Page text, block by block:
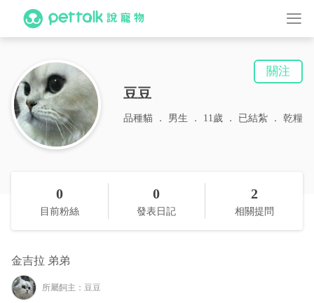
豆豆
關注
品種貓 男生 11歲 已結紮 乾糧
0
目前粉絲
0
發表日記
2
相關提問
金吉拉 弟弟
所屬飼主：豆豆